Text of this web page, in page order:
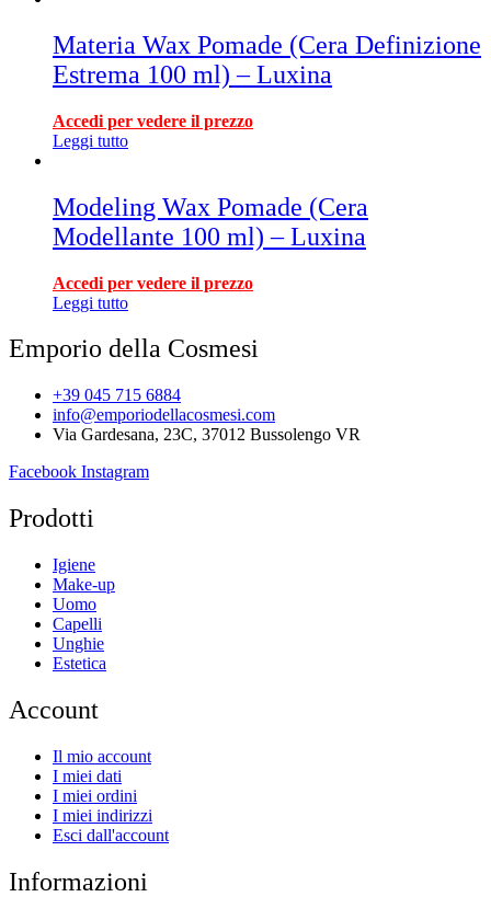
Materia Wax Pomade (Cera Definizione
Estrema 100 ml) – Luxina
Accedi per vedere il prezzo
Leggi tutto
Modeling Wax Pomade (Cera
Modellante 100 ml) – Luxina
Accedi per vedere il prezzo
Leggi tutto
Emporio della Cosmesi
+39 045 715 6884
info@emporiodellacosmesi.com
Via Gardesana, 23C, 37012 Bussolengo VR
Facebook Instagram
Prodotti
Igiene
Make-up
Uomo
Capelli
Unghie
Estetica
Account
Il mio account
I miei dati
I miei ordini
I miei indirizzi
Esci dall'account
Informazioni